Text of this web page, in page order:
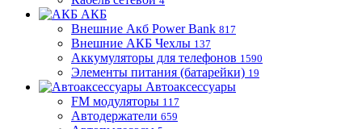
АКБ
Внешние Акб Power Bank 817
Внешние АКБ Чехлы 137
Аккумуляторы для телефонов 1590
Элементы питания (батарейки) 19
Автоаксессуары
FM модуляторы 117
Автодержатели 659